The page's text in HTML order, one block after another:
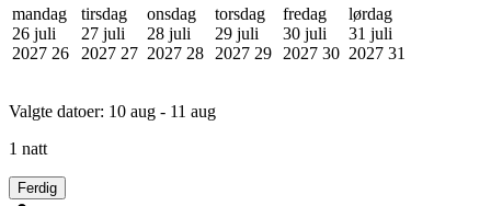
mandag
26 juli
2027 26
tirsdag
27 juli
2027 27
onsdag
28 juli
2027 28
torsdag
29 juli
2027 29
fredag
30 juli
2027 30
lørdag
31 juli
2027 31
Valgte datoer: 10 aug - 11 aug
1 natt
Ferdig